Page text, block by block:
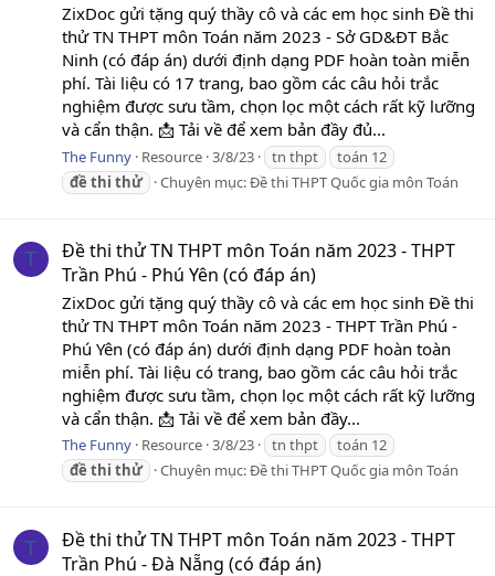
ZixDoc gửi tặng quý thầy cô và các em học sinh Đề thi
thử TN THPT môn Toán năm 2023 - Sở GD&ĐT Bắc
Ninh (có đáp án) dưới định dạng PDF hoàn toàn miễn
phí. Tài liệu có 17 trang, bao gồm các câu hỏi trắc
nghiệm được sưu tầm, chọn lọc một cách rất kỹ lưỡng
và cẩn thận. 📩 Tải về để xem bản đầy đủ...
The Funny Resource 3/8/23 tn thpt
toán 12
đề thi thử Chuyên mục:Đề thi THPT Quốc gia môn Toán
T
Đề thi thử TN THPT môn Toán năm 2023 - THPT
Trần Phú - Phú Yên (có đáp án)
ZixDoc gửi tặng quý thầy cô và các em học sinh Đề thi
thử TN THPT môn Toán năm 2023 - THPT Trần Phú -
Phú Yên (có đáp án) dưới định dạng PDF hoàn toàn
miễn phí. Tài liệu có trang, bao gồm các câu hỏi trắc
nghiệm được sưu tầm, chọn lọc một cách rất kỹ lưỡng
và cẩn thận. 📩 Tải về để xem bản đầy...
The Funny Resource 3/8/23 tn thpt
toán 12
đề thi thử Chuyên mục:Đề thi THPT Quốc gia môn Toán
T
Đề thi thử TN THPT môn Toán năm 2023 - THPT
Trần Phú - Đà Nẵng (có đáp án)